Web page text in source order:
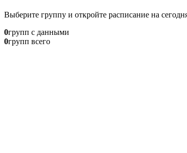
Выберите группу и откройте расписание на
0групп с данными
0групп всего